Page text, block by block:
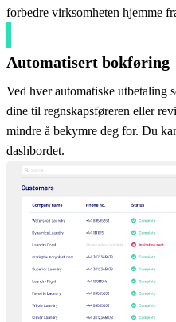
forbedre virksomheten hjemme
Automatisert bokføring
Ved hver automatiske utbetaling
dine til regnskapsføreren eller
mindre å bekymre deg for. Du
dashbordet.